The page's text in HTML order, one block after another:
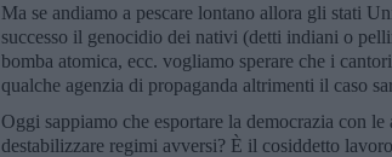
Ma se andiamo a pescare lontano allora gli stati
successo il genocidio dei nativi (detti indiani o
bomba atomica, ecc. vogliamo sperare che i
qualche agenzia di propaganda altrimenti il caso
Oggi sappiamo che esportare la democrazia con
destabilizzare regimi avversi? È il cosiddetto